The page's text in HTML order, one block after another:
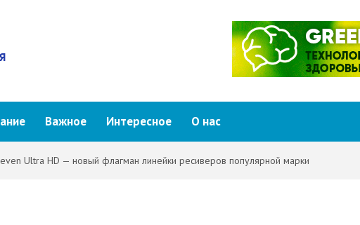
Важное Интересное О нас
Ultra HD — новый флагман линейки ресиверов популярной марки